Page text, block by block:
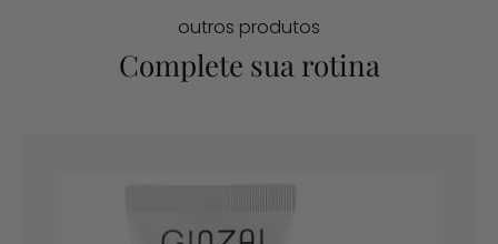
outros produtos
Complete sua rotina